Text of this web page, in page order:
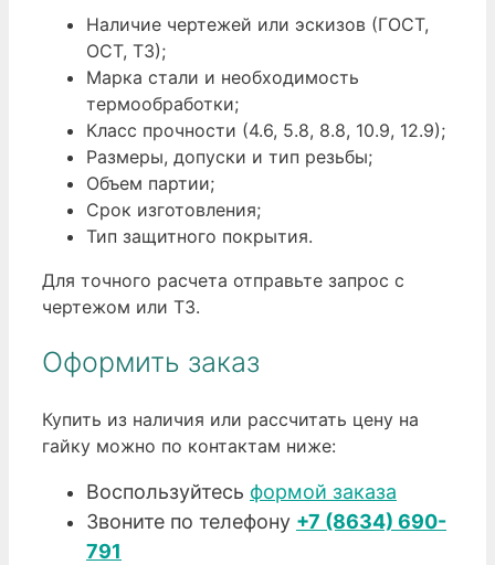
Наличие чертежей или эскизов (ГОСТ,
ОСТ, ТЗ);
Марка стали и необходимость
термообработки;
Класс прочности (4.6, 5.8, 8.8, 10.9, 12.9);
Размеры, допуски и тип резьбы;
Объем партии;
Срок изготовления;
Тип защитного покрытия.
Для точного расчета отправьте запрос с
чертежом или ТЗ.
Оформить заказ
Купить из наличия или рассчитать цену на
гайку можно по контактам ниже:
Воспользуйтесь формой заказа
Звоните по телефону +7 (8634) 690-
791